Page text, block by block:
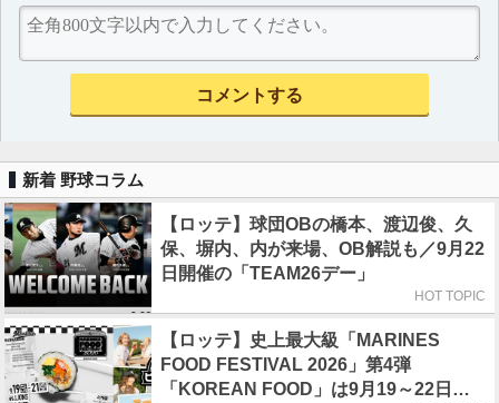
新着 野球コラム
【ロッテ】球団OBの橋本、渡辺俊、久
保、塀内、内が来場、OB解説も／9月22
日開催の「TEAM26デー」
HOT TOPIC
【ロッテ】史上最大級「MARINES
FOOD FESTIVAL 2026」第4弾
「KOREAN FOOD」は9月19～22日／